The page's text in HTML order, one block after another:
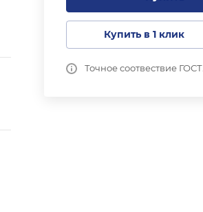
Купить в 1 клик
Точное соотвествие ГОСТ.